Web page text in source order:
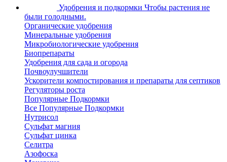
Удобрения и подкормки Чтобы растения не
были голодными.
Органические удобрения
Минеральные удобрения
Микробиологические удобрения
Биопрепараты
Удобрения для сада и огорода
Почвоулучшители
Ускорители компостирования и препараты для септиков
Регуляторы роста
Популярные Подкормки
Все Популярные Подкормки
Нутрисол
Сульфат магния
Сульфат цинка
Селитра
Азофоска